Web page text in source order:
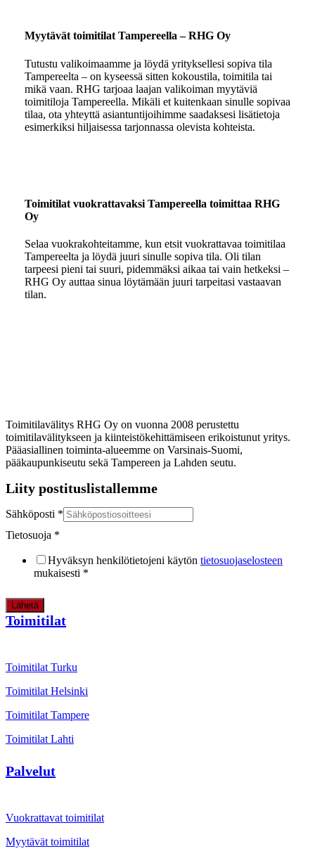
Myytävät toimitilat Tampereella – RHG Oy
Tutustu valikoimaamme ja löydä yrityksellesi sopiva tila
Tampereelta – on kyseessä sitten kokoustila, toimitila tai
mikä vaan. RHG tarjoaa laajan valikoiman myytäviä
toimitiloja Tampereella. Mikäli et kuitenkaan sinulle sopivaa
tilaa, ota yhteyttä asiantuntijoihimme saadaksesi lisätietoja
esimerkiksi hiljaisessa tarjonnassa olevista kohteista.
Toimitilat vuokrattavaksi Tampereella toimittaa RHG
Oy
Selaa vuokrakohteitamme, kun etsit vuokrattavaa toimitilaa
Tampereelta ja löydä juuri sinulle sopiva tila. Oli tilan
tarpeesi pieni tai suuri, pidemmäksi aikaa tai vain hetkeksi –
RHG Oy auttaa sinua löytämään juuri tarpeitasi vastaavan
tilan.
Toimitilavälitys RHG Oy on vuonna 2008 perustettu
toimitilavälitykseen ja kiinteistökehittämiseen erikoistunut yritys.
Pääasiallinen toiminta-alueemme on Varsinais-Suomi,
pääkaupunkiseutu sekä Tampereen ja Lahden seutu.
Liity postituslistallemme
Sähköposti *
Tietosuoja *
Hyväksyn henkilötietojeni käytön tietosuojaselosteen
mukaisesti *
Lähetä
Toimitilat
Toimitilat Turku
Toimitilat Helsinki
Toimitilat Tampere
Toimitilat Lahti
Palvelut
Vuokrattavat toimitilat
Myytävät toimitilat